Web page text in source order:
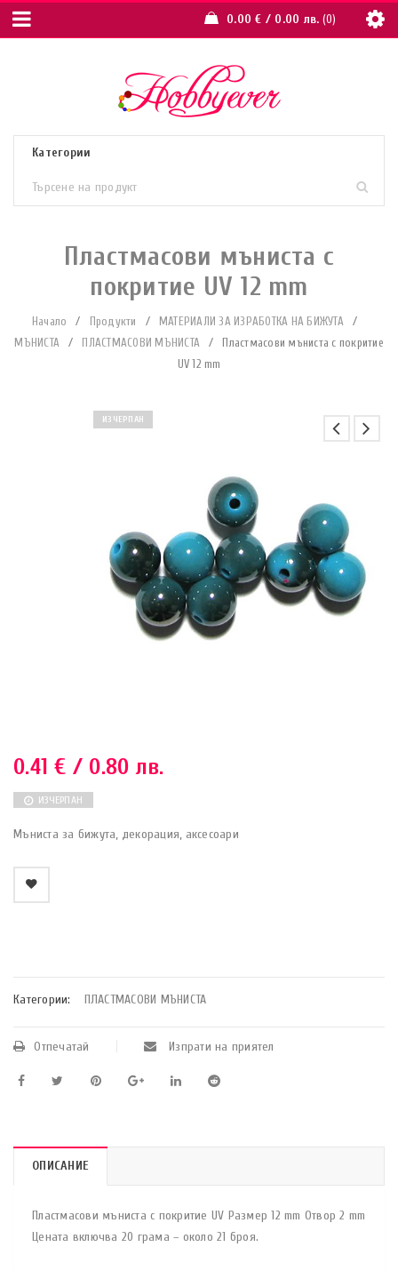
0.00€ / 0.00 лв. 0
Пластмасови мъниста с
покритие UV 12 mm
Начало / Продукти / МАТЕРИАЛИ ЗА ИЗРАБОТКА НА БИЖУТА
/
МЪНИСТА
/ ПЛАСТМАСОВИ МЪНИСТА /
Пластмасови мъниста с покритие
UV 12 mm
ИЗЧЕРПАН
0.41€ / 0.80 лв.
ИЗЧЕРПАН
Мъниста за бижута, декорация, аксесоари
Категории: ПЛАСТМАСОВИ МЪНИСТА
Отпечатай Изпрати на приятел
ОПИСАНИЕ
Пластмасови мъниста с покритие UV Размер 12 mm Отвор 2 mm
Цената включва 20 грама – около 21 броя.